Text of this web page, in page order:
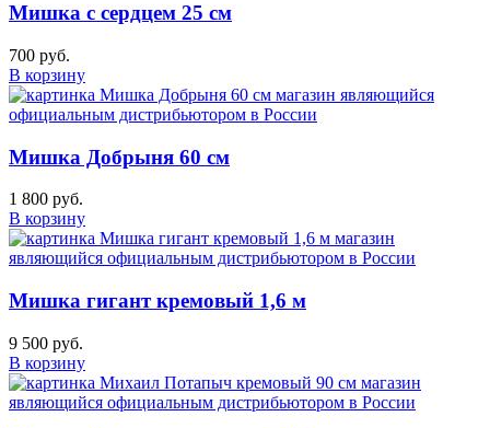
Мишка с сердцем 25 см
700 руб.
В корзину
Мишка Добрыня 60 см
1 800 руб.
В корзину
Мишка гигант кремовый 1,6 м
9 500 руб.
В корзину